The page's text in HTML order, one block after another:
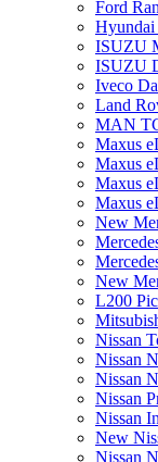
Ford
Hyundai
ISUZU
ISUZU
Iveco
Land
MAN
Maxus
Maxus
Maxus
Maxus
New
New
L200
Nissan
Nissan
Nissan
Nissan
Nissan
New
Nissan